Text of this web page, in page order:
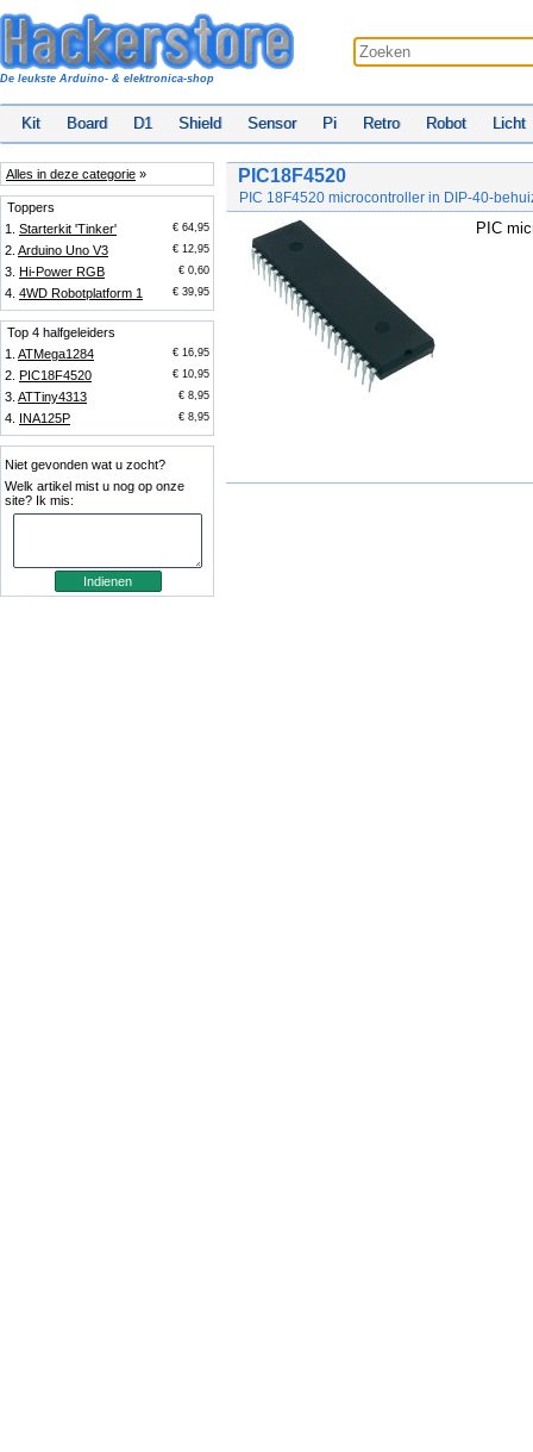
De leukste Arduino- & elektronica-shop
Kit Board D1 Shield Sensor Pi Retro Robot Licht
Alles in deze categorie »
Toppers
1. Starterkit 'Tinker' € 64,95
2. Arduino Uno V3 € 12,95
3. Hi-Power RGB € 0,60
4. 4WD Robotplatform 1 € 39,95
Top 4 halfgeleiders
1. ATMega1284 € 16,95
2. PIC18F4520 € 10,95
3. ATTiny4313 € 8,95
4. INA125P € 8,95
Niet gevonden wat u zocht?
Welk artikel mist u nog op onze
site? Ik mis:
PIC18F4520
PIC 18F4520 microcontroller in DIP-40-
PIC